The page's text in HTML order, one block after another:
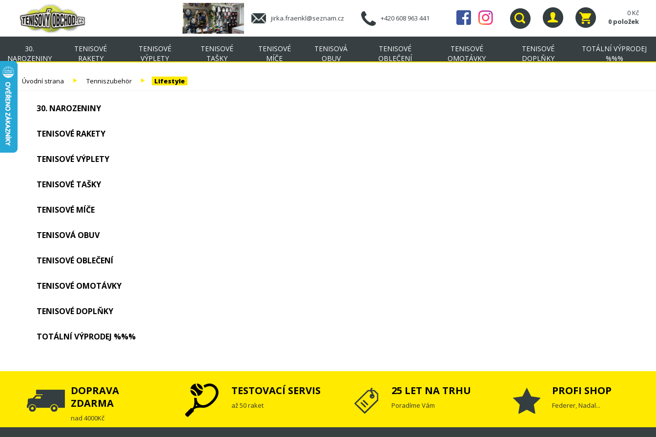
jirka.fraenkl@seznam.cz +420 608 963 441
0 Kč
0 položek
30.
NAROZENINY
TENISOVÉ
RAKETY
TENISOVÉ
VÝPLETY
TENISOVÉ
TAŠKY
TENISOVÉ
MÍČE
TENISOVÁ
OBUV
TENISOVÉ
OBLEČENÍ
TENISOVÉ
OMOTÁVKY
TENISOVÉ
DOPLŇKY
TOTÁLNÍ VÝPRODEJ
%%%
Úvodní strana Tenniszubehör Lifestyle
30. NAROZENINY
TENISOVÉ RAKETY
TENISOVÉ VÝPLETY
TENISOVÉ TAŠKY
TENISOVÉ MÍČE
TENISOVÁ OBUV
TENISOVÉ OBLEČENÍ
TENISOVÉ OMOTÁVKY
TENISOVÉ DOPLŇKY
TOTÁLNÍ VÝPRODEJ %%%
DOPRAVA
ZDARMA
nad 4000Kč
TESTOVACÍ SERVIS
až 50 raket
25 LET NA TRHU
Poradíme Vám
PROFI SHOP
Federer, Nadal...